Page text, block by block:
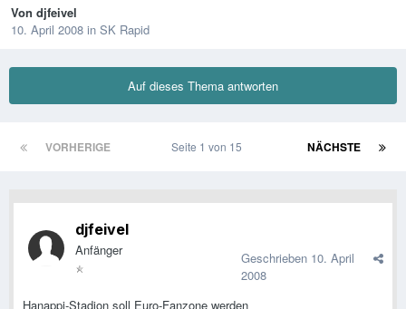
Von djfeivel
10. April 2008 in SK Rapid
Auf dieses Thema antworten
VORHERIGE NÄCHSTE
Seite 1 von 15
djfeivel
Anfänger Geschrieben 10. April
2008
Hanappi-Stadion soll Euro-Fanzone werden